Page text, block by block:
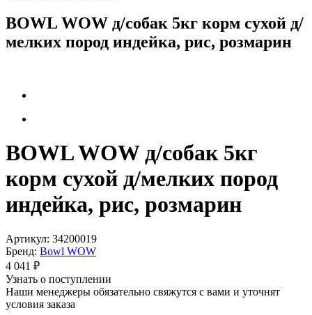
BOWL WOW д/собак 5кг корм сухой д/
мелких пород индейка, рис, розмарин
BOWL WOW д/собак 5кг
корм сухой д/мелких пород
индейка, рис, розмарин
Артикул: 34200019
Бренд: Bowl WOW
4 041 ₽
Узнать о поступлении
Наши менеджеры обязательно свяжутся с вами и уточнят
условия заказа